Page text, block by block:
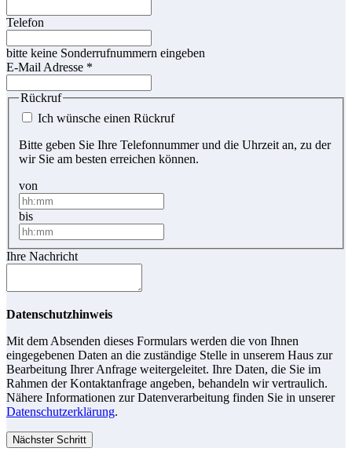
Telefon
bitte keine Sonderrufnummern eingeben
E-Mail Adresse *
Rückruf
Ich wünsche einen Rückruf
Bitte geben Sie Ihre Telefonnummer und die Uhrzeit an, zu der
wir Sie am besten erreichen können.
von
bis
Ihre Nachricht
Datenschutzhinweis
Mit dem Absenden dieses Formulars werden die von Ihnen
eingegebenen Daten an die zuständige Stelle in unserem Haus zur
Bearbeitung Ihrer Anfrage weitergeleitet. Ihre Daten, die Sie im
Rahmen der Kontaktanfrage angeben, behandeln wir vertraulich.
Nähere Informationen zur Datenverarbeitung finden Sie in unserer
Datenschutzerklärung.
Nächster Schritt